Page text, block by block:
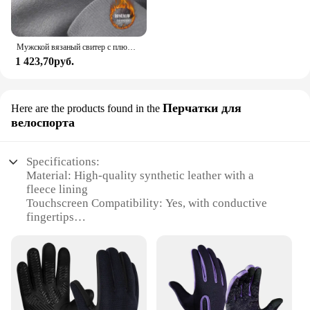
Мужской вязаный свитер с плюшевой подкладкой, теплый Однотонный пуловер с высоким воротником и бархатной подкладкой, Повседневный свитер на толстой подошве с круглым вырезом для осени и зимы
1 423,70руб.
Here are the products found in the Перчатки для
велоспорта
Specifications:
Material: High-quality synthetic leather with a
fleece lining
Touchscreen Compatibility: Yes, with conductive
fingertips
design
Usage and Purpose: Ideal for cycling in cold
weather
Typical Adaptive Scenario: Perfect for winter
cycling enthusiasts